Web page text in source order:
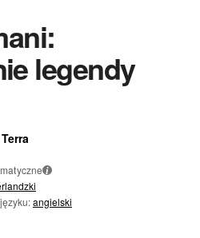
legendy
i
angielski